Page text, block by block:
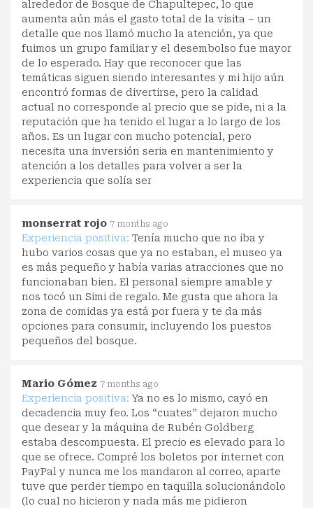
alrededor de Bosque de Chapultepec, lo que
aumenta aún más el gasto total de la visita – un
detalle que nos llamó mucho la atención, ya que
fuimos un grupo familiar y el desembolso fue mayor
de lo esperado. Hay que reconocer que las
temáticas siguen siendo interesantes y mi hijo aún
encontró formas de divertirse, pero la calidad
actual no corresponde al precio que se pide, ni a la
reputación que ha tenido el lugar a lo largo de los
años. Es un lugar con mucho potencial, pero
necesita una inversión seria en mantenimiento y
atención a los detalles para volver a ser la
experiencia que solía ser
monserrat rojo 7 months ago
Experiencia positiva: Tenía mucho que no iba y
hubo varios cosas que ya no estaban, el museo ya
es más pequeño y había varias atracciones que no
funcionaban bien. El personal siempre amable y
nos tocó un Simi de regalo. Me gusta que ahora la
zona de comidas ya está por fuera y te da más
opciones para consumir, incluyendo los puestos
pequeños del bosque.
Mario Gómez 7 months ago
Experiencia positiva:Ya no es lo mismo, cayó en
decadencia muy feo. Los “cuates” dejaron mucho
que desear y la máquina de Rubén Goldberg
estaba descompuesta. El precio es elevado para lo
que se ofrece. Compré los boletos por internet con
PayPal y nunca me los mandaron al correo, aparte
tuve que perder tiempo en taquilla solucionándolo
(lo cual no hicieron y nada más me pidieron